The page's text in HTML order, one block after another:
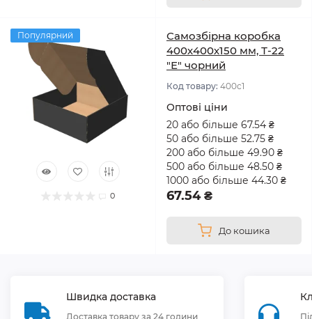
Популярний
0
Самозбірна коробка
400х400х150 мм, Т-22
"Е" чорний
Код товару: 400с1
Оптові ціни
20 або більше 67.54 ₴
50 або більше 52.75 ₴
200 або більше 49.90 ₴
500 або більше 48.50 ₴
1000 або більше 44.30 ₴
67.54 ₴
До кошика
Швидка доставка
Доставка товару за 24 години